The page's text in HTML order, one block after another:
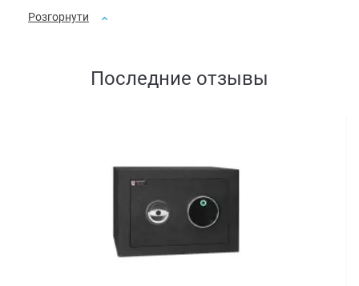
Розгорнути
Последние отзывы